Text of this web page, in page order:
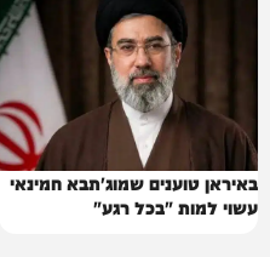
באיראן טוענים שמוג'תבא חמינאי
עשוי למות "בכל רגע"